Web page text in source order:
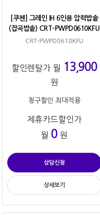
[쿠첸] 그레인 IH 6인용 압력밥솥
(잡곡밥솥) CRT-PWPD0610KFU
CRT-PWPD0610KFU
할인렌탈가 월 13,900
원
청구할인 최대적용
제휴카드할인가
월 0 원
상담신청
상세보기